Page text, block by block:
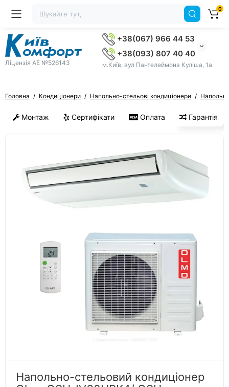
Ліцензія AE №526143
+38(067) 966 44 53
+38(093) 807 40 40
м.Київ, вул Пантелеймона Куліша, 1а
0
Головна Кондиціонери Напольно-стельові кондиціонери
Монтаж Сертифікати Оплата Гарантія
Напольно-стельовий кондиціонер